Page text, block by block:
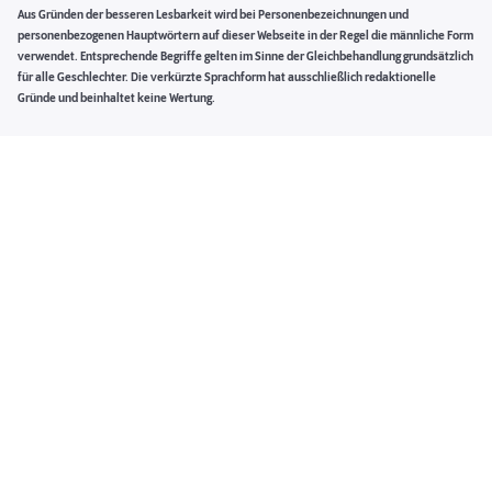
Aus Gründen der besseren Lesbarkeit wird bei Personenbezeichnungen und
personenbezogenen Hauptwörtern auf dieser Webseite in der Regel die männliche Form
verwendet. Entsprechende Begriffe gelten im Sinne der Gleichbehandlung grundsätzlich
für alle Geschlechter. Die verkürzte Sprachform hat ausschließlich redaktionelle
Gründe und beinhaltet keine Wertung.